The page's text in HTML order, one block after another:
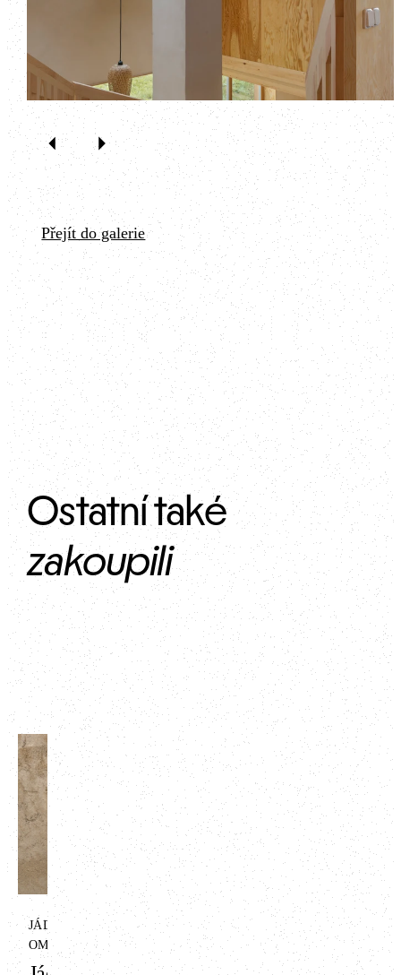
Přejít do galerie
Ostatní také
zakoupili
JÁDROVÁ HLINĚNÁ
OMÍTKA
ART
Finální hliněná
omítka ART -
antik bílá
Dokonalý vzhled se
zachováním jedinečných
vlastností hliněných omítek.
To byl náš cíl při vytváření